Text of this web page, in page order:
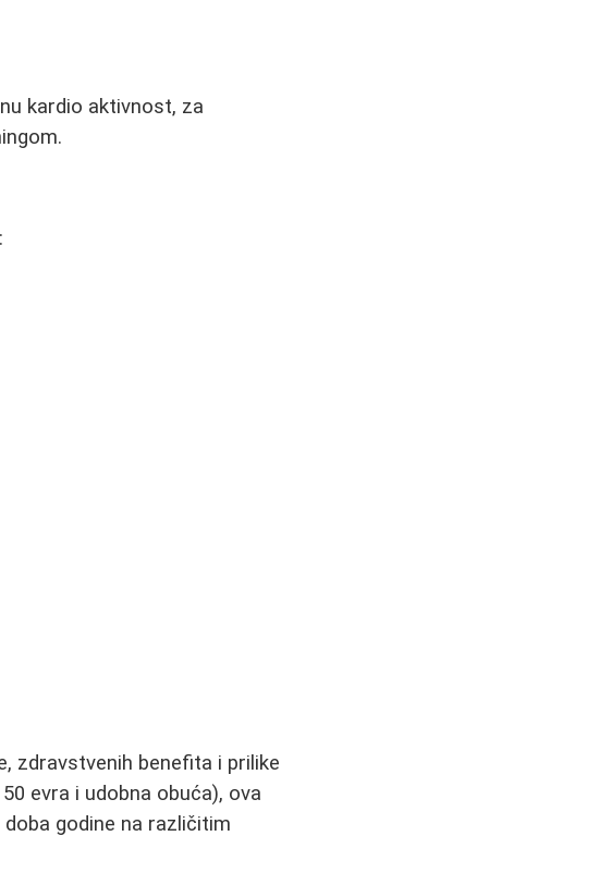
kardio aktivnost, za
zdravstvenih benefita i prilike
evra i udobna obuća), ova
godine na različitim